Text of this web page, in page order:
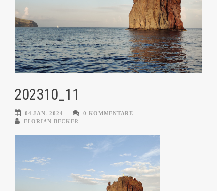
202310_11
04 JAN. 2024
0 KOMMENTARE
FLORIAN BECKER